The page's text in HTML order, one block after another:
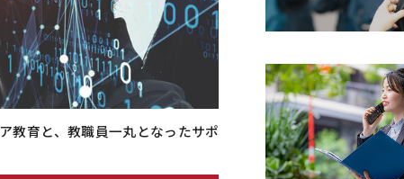
教育と、教職員一丸となったサポ